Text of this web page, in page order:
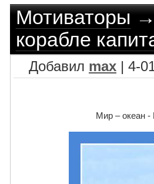
Мотиваторы
корабле
Добавил max | 4-
Мир – океан -